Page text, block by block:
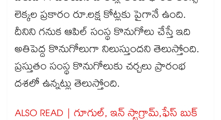
లెక్కల ప్రకారం రూ.లక్ష కోట్లకు పైగానే ఉంది.
దీనిని గనుక ఆపిల్ సంస్థ కొనుగోలు చేస్తే ఇది
అతిపెద్ద కొనుగోలుగా నిలుస్తుందని తెలుస్తోంది.
ప్రస్తుతం సంస్థ కొనుగోలుకు చర్చలు ప్రారంభ
దశలో ఉన్నట్లు తెలుస్తోంది.
ALSO READ | గూగుల్, ఇన్ స్టాగ్రామ్,ఫేస్ బుక్